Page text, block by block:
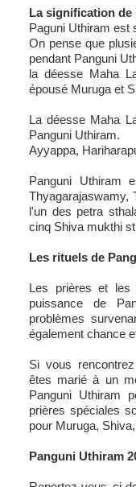
La signification
Paguni Uthiram est
On pense que
pendant Panguni
la déesse Maha
épousé Muruga et
La déesse Maha
Panguni Uthiram.
Ayyappa,
Panguni Uthiram
Thyagarajaswamy,
l'un des petra
cinq Shiva mukthi
Les rituels de
Les prières et les
puissance de
problèmes
également chance
Si vous
êtes marié à un
Panguni Uthiram
prières spéciales
pour Muruga,
Panguni Uthiram